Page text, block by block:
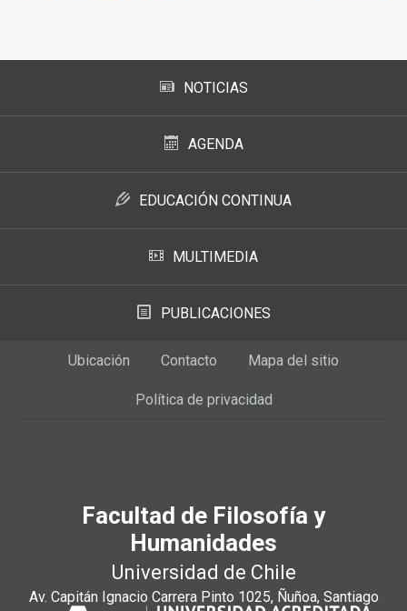
NOTICIAS
AGENDA
EDUCACIÓN CONTINUA
MULTIMEDIA
PUBLICACIONES
Ubicación Contacto Mapa del sitio
Política de privacidad
Facultad de Filosofía y
Humanidades
Universidad de Chile
Av. Capitán Ignacio Carrera Pinto 1025, Ñuñoa, Santiago